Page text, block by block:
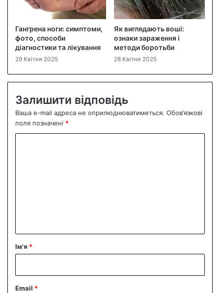
Гангрена ноги: симптоми,
фото, способи
діагностики та лікування
29 Квітня 2025
Як виглядають воші:
ознаки зараження і
методи боротьби
28 Квітня 2025
Залишити відповідь
Ваша e-mail адреса не оприлюднюватиметься. Обов’язкові
поля позначені *
р
Ім'я *
Email *